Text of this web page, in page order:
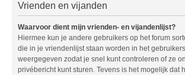
Vrienden en vijanden
Waarvoor dient mijn vrienden- en vijandenlijst?
Hiermee kun je andere gebruikers op het forum
die in je vriendenlijst staan worden in het
weergegeven zodat je snel kunt controleren of ze
privébericht kunt sturen. Tevens is het mogelijk dat